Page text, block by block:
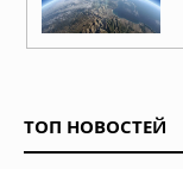
ТОП НОВОСТЕЙ